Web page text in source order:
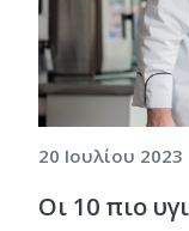
20 Ιουλίου 2023
Οι 10 πιο